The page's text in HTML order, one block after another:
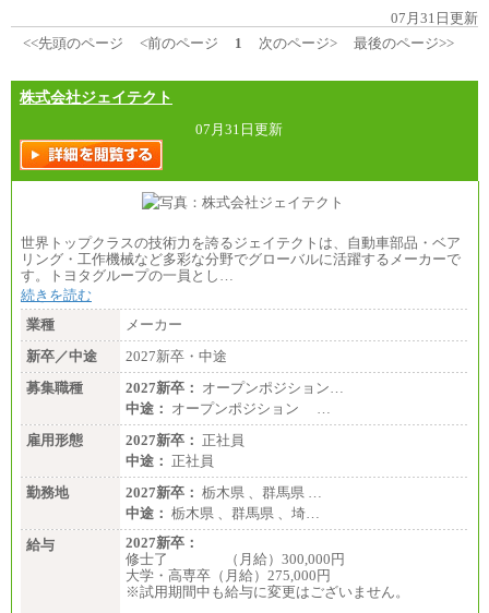
07月31日更新
<<先頭のページ
<前のページ 1 次のページ> 最後のページ>>
株式会社ジェイテクト
07月31日更新
世界トップクラスの技術力を誇るジェイテクトは、自動車部品・ベア
リング・工作機械など多彩な分野でグローバルに活躍するメーカーで
す。トヨタグループの一員とし…
続きを読む
業種
メーカー
新卒／中途
2027新卒・中途
募集職種
2027新卒： オープンポジション…
中途： オープンポジション …
雇用形態
2027新卒： 正社員
中途： 正社員
勤務地
2027新卒： 栃木県 、群馬県 …
中途： 栃木県 、群馬県 、埼…
給与
2027新卒：
修士了 （月給）300,000円
大学・高専卒（月給）275,000円
※試用期間中も給与に変更はございません。